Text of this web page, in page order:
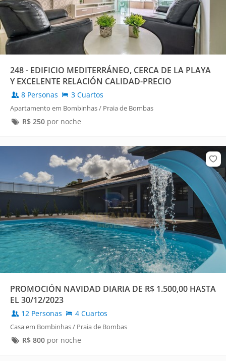
248 - EDIFICIO MEDITERRÁNEO, CERCA DE LA PLAYA
Y EXCELENTE RELACIÓN CALIDAD-PRECIO
8 Personas 3 Cuartos
Apartamento em Bombinhas / Praia de Bombas
R$ 250por noche
PROMOCIÓN NAVIDAD DIARIA DE R$ 1.500,00 HASTA
EL 30/12/2023
12 Personas 4 Cuartos
Casa em Bombinhas / Praia de Bombas
R$ 800por noche